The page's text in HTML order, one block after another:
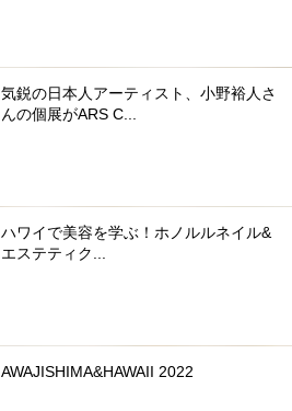
気鋭の日本人アーティスト、小野裕人さ
んの個展がARS C...
ハワイで美容を学ぶ！ホノルルネイル&
エステティク...
AWAJISHIMA&HAWAII 2022